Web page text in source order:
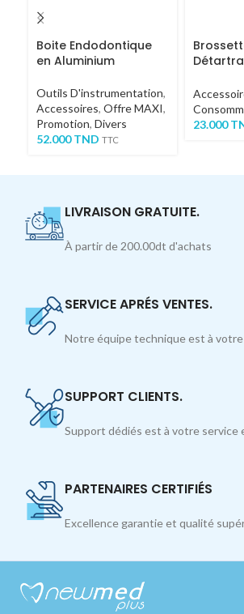
Boite Endodontique
en Aluminium
Outils D'instrumentation,
Accessoires, Offre MAXI,
Promotion, Divers
52.000TND TTC
23.000
LIVRAISON GRATUITE.
À partir de 200.00dt d'achats
SERVICE APRÉS VENTES.
Notre équipe technique est à
SUPPORT CLIENTS.
Support dédiés est à votre service
PARTENAIRES CERTIFIÉS
Excellence garantie et qualité